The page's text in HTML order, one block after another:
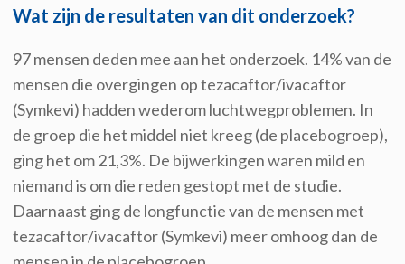
Wat zijn de resultaten van dit onderzoek?
97 mensen deden mee aan het onderzoek. 14% van de
mensen die overgingen op tezacaftor/ivacaftor
(Symkevi) hadden wederom luchtwegproblemen. In
de groep die het middel niet kreeg (de placebogroep),
ging het om 21,3%. De bijwerkingen waren mild en
niemand is om die reden gestopt met de studie.
Daarnaast ging de longfunctie van de mensen met
tezacaftor/ivacaftor (Symkevi) meer omhoog dan de